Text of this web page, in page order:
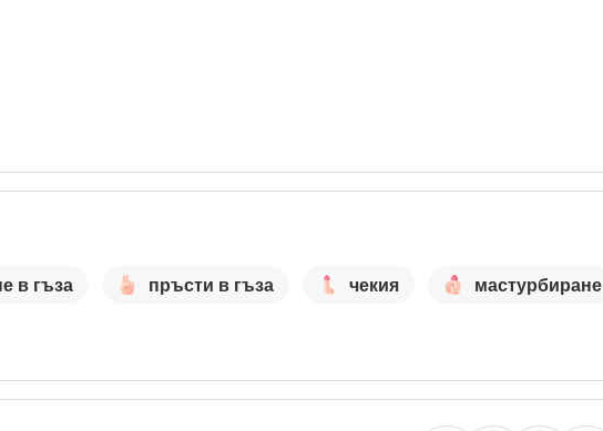
в гъза пръсти в гъза чекия мастурбиране